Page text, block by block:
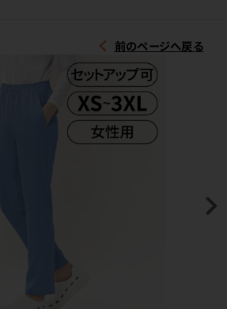
前のページへ戻る